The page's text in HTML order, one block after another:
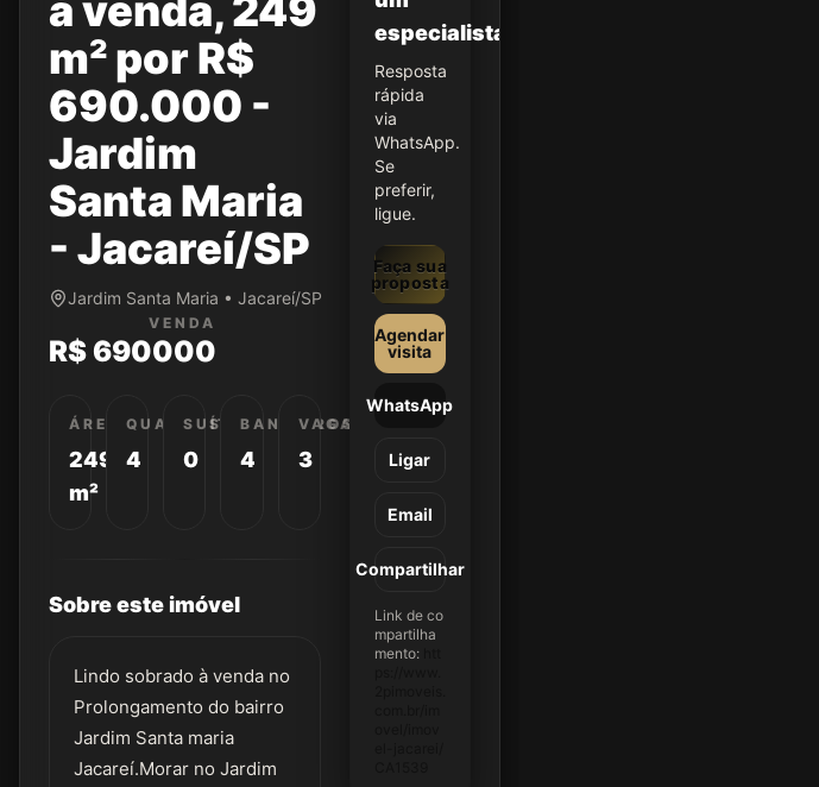
à venda, 249
m² por R$
690.000 -
Jardim
Santa Maria
- Jacareí/SP
Jardim Santa Maria • Jacareí/SP
VENDA
R$ 690000
ÁREA
249
m²
QUARTOS
4
SUÍTES
0
BANHEIROS
4
VAGAS
3
Sobre este imóvel
Lindo sobrado à venda no
Prolongamento do bairro
Jardim Santa maria
Jacareí.Morar no Jardim
especialista
Resposta
rápida
via
WhatsApp.
Se
preferir,
ligue.
Faça sua
proposta
Agendar
visita
WhatsApp
Ligar
Email
Compartilhar
Link de co
mpartilha
mento: